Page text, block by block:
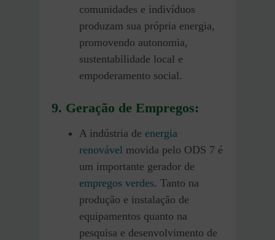
comunidades e indivíduos
produzam sua própria energia,
promovendo autonomia,
sustentabilidade local e
empoderamento social.
9. Geração de Empregos:
A indústria de energia
renovável movida pelo ODS 7 é
um importante gerador de
empregos verdes. Tanto na
produção e instalação de
equipamentos quanto na
pesquisa e desenvolvimento de